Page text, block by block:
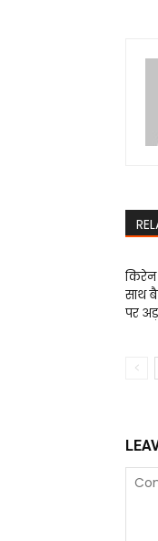
किरेन
साथ
पर